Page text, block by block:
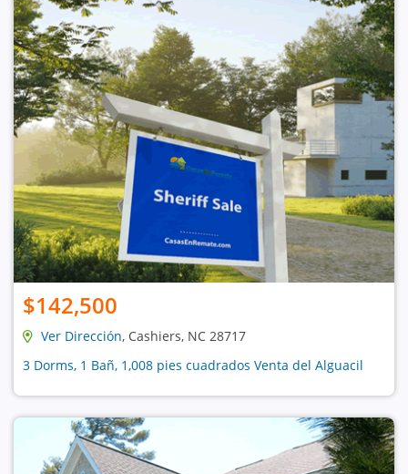
$142,500
Ver Dirección, Cashiers, NC 28717
3 Dorms, 1 Bañ, 1,008 pies cuadrados Venta del Alguacil